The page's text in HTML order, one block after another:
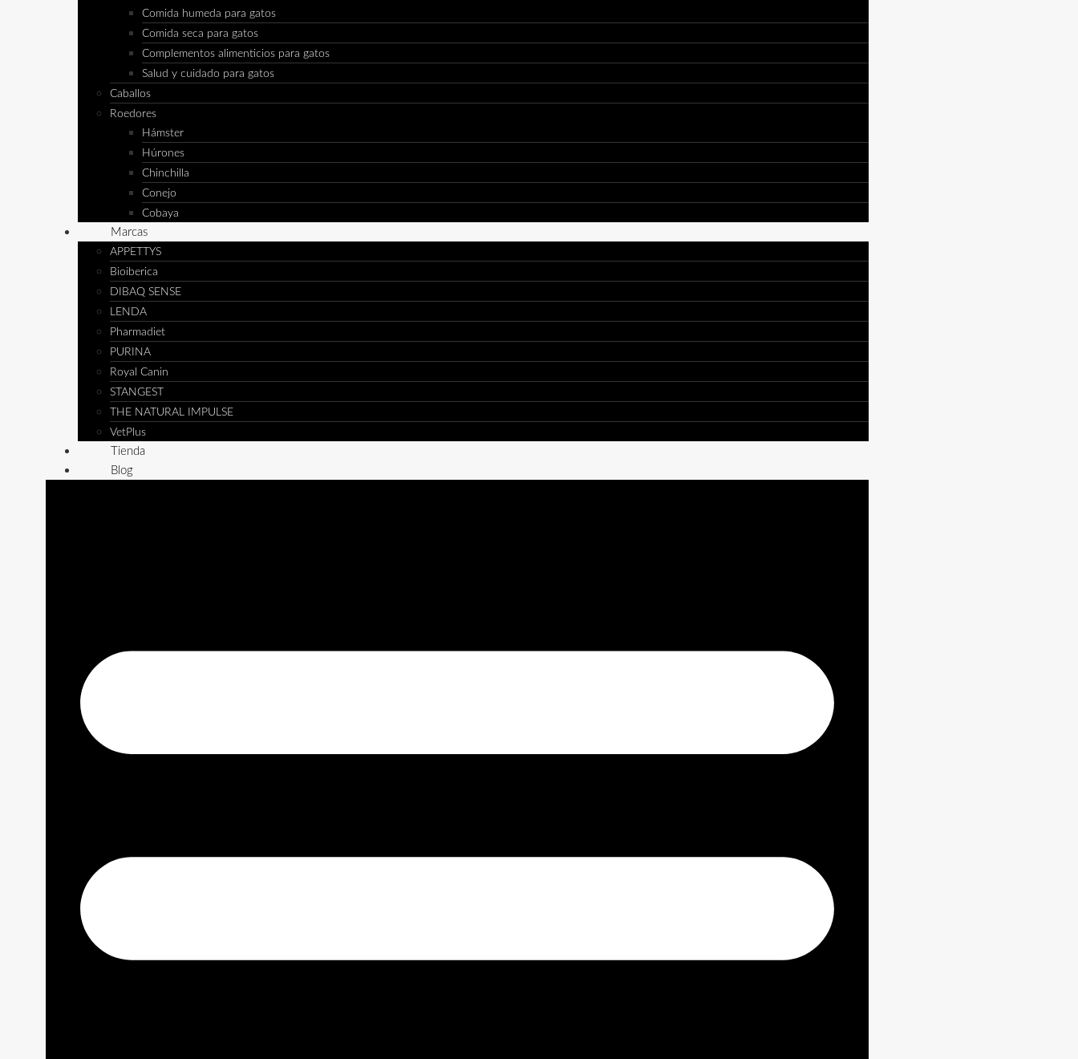
Comida humeda para gatos
Comida seca para gatos
Complementos alimenticios para gatos
Salud y cuidado para gatos
Caballos
Roedores
Hámster
Húrones
Chinchilla
Conejo
Cobaya
Marcas
APPETTYS
Bioiberica
DIBAQ SENSE
LENDA
Pharmadiet
PURINA
Royal Canin
STANGEST
THE NATURAL IMPULSE
VetPlus
Tienda
Blog